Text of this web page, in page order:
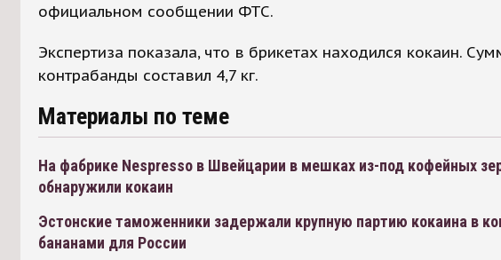
официальном сообщении ФТС.
Экспертиза показала, что в брикетах находился кокаин.
контрабанды составил 4,7 кг.
Материалы по теме
На фабрике Nespresso в Швейцарии в мешках из-под кофейных
обнаружили кокаин
Эстонские таможенники задержали крупную партию кокаина в
бананами для России